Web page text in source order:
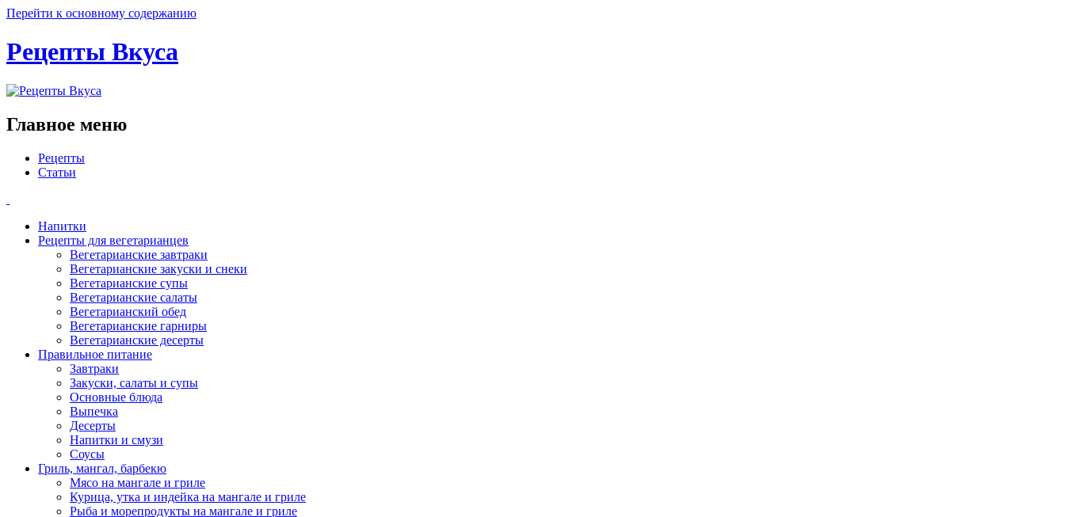
Перейти к основному содержанию
Рецепты Вкуса
Главное меню
Рецепты
Статьи
Напитки
Рецепты для вегетарианцев
Вегетарианские завтраки
Вегетарианские закуски и снеки
Вегетарианские супы
Вегетарианские салаты
Вегетарианский обед
Вегетарианские гарниры
Вегетарианские десерты
Правильное питание
Завтраки
Закуски, салаты и супы
Основные блюда
Выпечка
Десерты
Напитки и смузи
Соусы
Гриль, мангал, барбекю
Мясо на мангале и гриле
Курица, утка и индейка на мангале и гриле
Рыба и морепродукты на мангале и гриле